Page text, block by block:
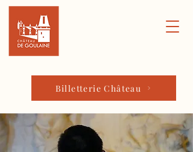
Billetterie Château